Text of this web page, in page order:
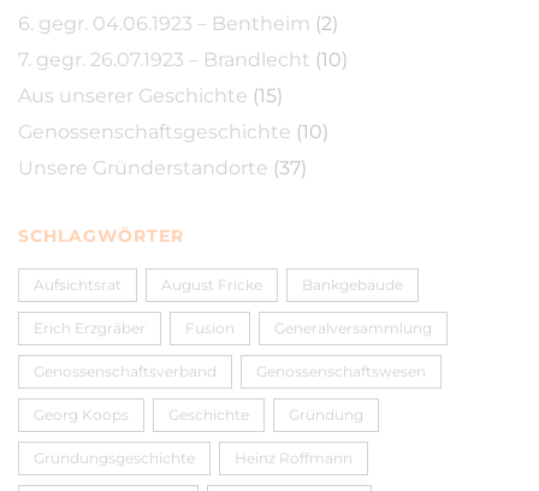
6. gegr. 04.06.1923 – Bentheim (2)
7. gegr. 26.07.1923 – Brandlecht (10)
Aus unserer Geschichte (15)
Genossenschaftsgeschichte (10)
Unsere Gründerstandorte (37)
SCHLAGWÖRTER
Aufsichtsrat August Fricke Bankgebäude
Erich Erzgräber Fusion Generalversammlung
Genossenschaftsverband Genossenschaftswesen
Georg Koops Geschichte Gründung
Gründungsgeschichte Heinz Roffmann